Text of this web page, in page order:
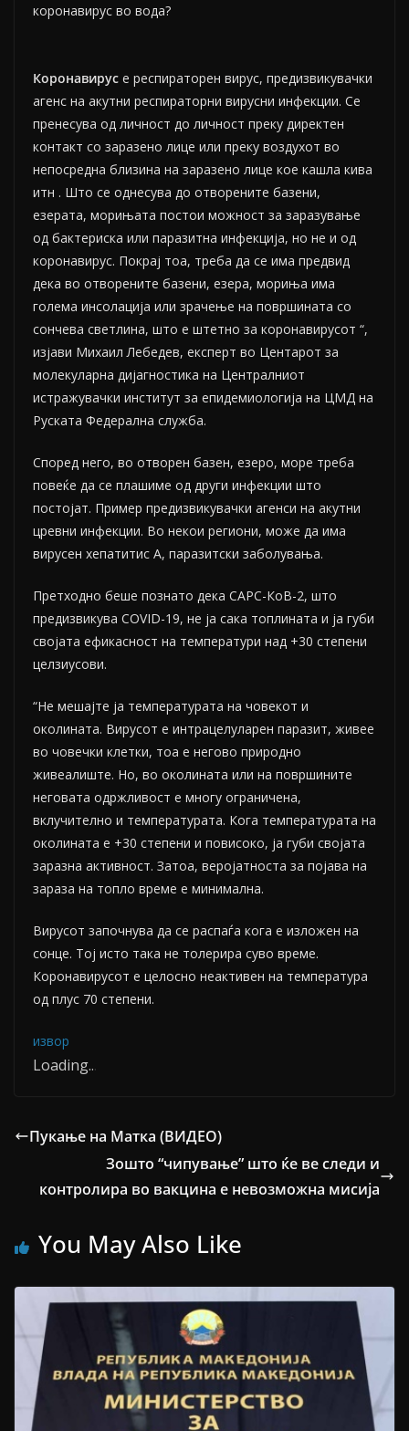
коронавирус во вода?
Коронавирус е респираторен вирус, предизвикувачки
агенс на акутни респираторни вирусни инфекции. Се
пренесува од личност до личност преку директен
контакт со заразено лице или преку воздухот во
непосредна близина на заразено лице кое кашла кива
итн . Што се однесува до отворените базени,
езерата, морињата постои можност за заразување
од бактериска или паразитна инфекција, но не и од
коронавирус. Покрај тоа, треба да се има предвид
дека во отворените базени, езера, мориња има
голема инсолација или зрачење на површината со
сончева светлина, што е штетно за коронавирусот “,
изјави Михаил Лебедев, експерт во Центарот за
молекуларна дијагностика на Централниот
истражувачки институт за епидемиологија на ЦМД на
Руската Федерална служба.
Според него, во отворен базен, езеро, море треба
повеќе да се плашиме од други инфекции што
постојат. Пример предизвикувачки агенси на акутни
цревни инфекции. Во некои региони, може да има
вирусен хепатитис А, паразитски заболувања.
Претходно беше познато дека САРС-КоВ-2, што
предизвикува COVID-19, не ја сака топлината и ја губи
својата ефикасност на температури над +30 степени
целзиусови.
“Не мешајте ја температурата на човекот и
околината. Вирусот е интрацелуларен паразит, живее
во човечки клетки, тоа е негово природно
живеалиште. Но, во околината или на површините
неговата одржливост е многу ограничена,
вклучително и температурата. Кога температурата на
околината е +30 степени и повисоко, ја губи својата
заразна активност. Затоа, веројатноста за појава на
зараза на топло време е минимална.
Вирусот започнува да се распаѓа кога е изложен на
сонце. Тој исто така не толерира суво време.
Коронавирусот е целосно неактивен на температура
од плус 70 степени.
извор
Loading...
Пукање на Матка (ВИДЕО)
Зошто “чипување” што ќе ве следи и
контролира во вакцина е невозможна мисија
You May Also Like